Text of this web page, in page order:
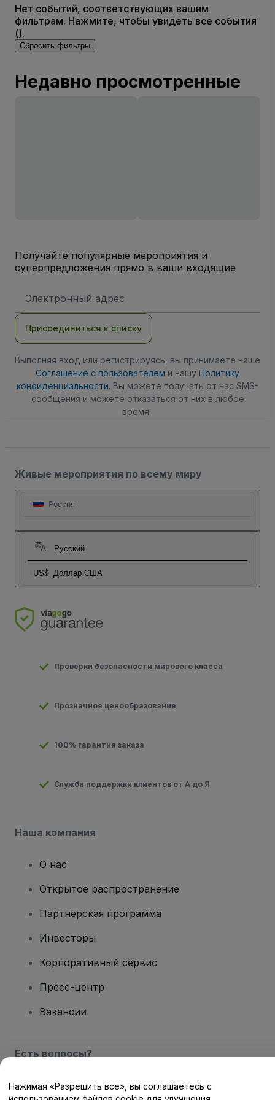
Нет событий, соответствующих вашим
фильтрам. Нажмите, чтобы увидеть все события
().
Сбросить фильтры
Недавно просмотренные
Получайте популярные мероприятия и
суперпредложения прямо в ваши входящие
электронной
Присоединиться к списку
Выполняя вход или регистрируясь, вы принимаете наше
Соглашение с пользователем и нашу Политику
конфиденциальности. Вы можете получать от нас SMS-
сообщения и можете отказаться от них в любое
время.
Живые мероприятия по всему миру
Россия
Русский
US$ Доллар США
Проверки безопасности мирового класса
Прозначное ценообразование
100% гарантия заказа
Служба поддержки клиентов от А до Я
Наша компания
О нас
Открытое распространение
Партнерская программа
Инвесторы
Корпоративный сервис
Пресс-центр
Вакансии
Есть вопросы?
Центр помощи / Свяжитесь с нами
Нажимая «Разрешить все», вы соглашаетесь с